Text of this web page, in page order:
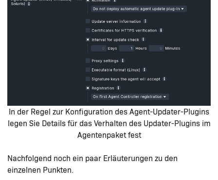
In der Regel zur Konfiguration des Agent-Updater-Plugins
legen Sie Details für das Verhalten des Updater-Plugins im
Agentenpaket fest
Nachfolgend noch ein paar Erläuterungen zu den
einzelnen Punkten.